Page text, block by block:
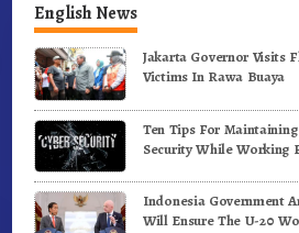
Sekda Kabupaten Karo Hadiri
Penutupan (PRSU) Tahun 2026
Di Medan
English News
Jakarta Governor Visits
Victims In Rawa Buaya
Ten Tips For
Security While Working
Indonesia Government
Will Ensure The U-20